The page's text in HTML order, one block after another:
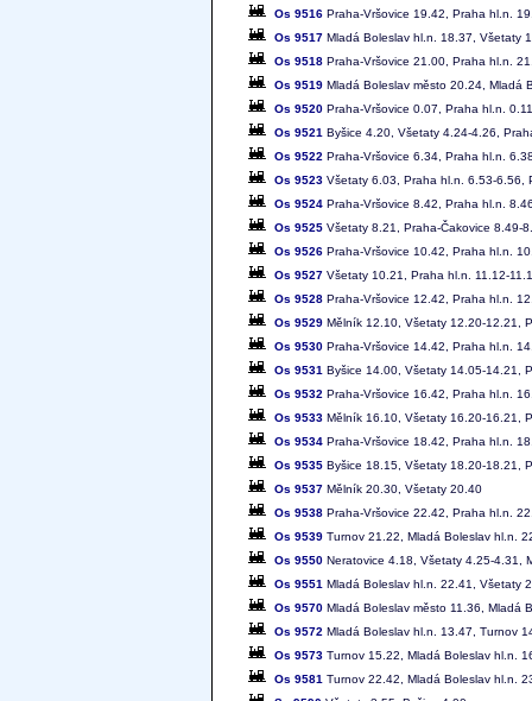
Os 9516 Praha-Vršovice 19.42, Praha hl.n.
Os 9517 Mladá Boleslav hl.n. 18.37, Všetaty
Os 9518 Praha-Vršovice 21.00, Praha hl.n.
Os 9519 Mladá Boleslav město 20.24, Mladá
Os 9520 Praha-Vršovice 0.07, Praha hl.n.
Os 9521 Byšice 4.20, Všetaty 4.24-4.26,
Os 9522 Praha-Vršovice 6.34, Praha hl.n.
Os 9523 Všetaty 6.03, Praha hl.n. 6.53-6.56,
Os 9524 Praha-Vršovice 8.42, Praha hl.n.
Os 9525 Všetaty 8.21, Praha-Čakovice 8.49-
Os 9526 Praha-Vršovice 10.42, Praha hl.n.
Os 9527 Všetaty 10.21, Praha hl.n. 11.12-
Os 9528 Praha-Vršovice 12.42, Praha hl.n.
Os 9529 Mělník 12.10, Všetaty 12.20-12.21,
Os 9530 Praha-Vršovice 14.42, Praha hl.n.
Os 9531 Byšice 14.00, Všetaty 14.05-14.21,
Os 9532 Praha-Vršovice 16.42, Praha hl.n.
Os 9533 Mělník 16.10, Všetaty 16.20-16.21,
Os 9534 Praha-Vršovice 18.42, Praha hl.n.
Os 9535 Byšice 18.15, Všetaty 18.20-18.21,
Os 9537 Mělník 20.30, Všetaty 20.40
Os 9538 Praha-Vršovice 22.42, Praha hl.n.
Os 9539 Turnov 21.22, Mladá Boleslav hl.n.
Os 9550 Neratovice 4.18, Všetaty 4.25-4.31,
Os 9551 Mladá Boleslav hl.n. 22.41, Všetaty
Os 9570 Mladá Boleslav město 11.36, Mladá
Os 9572 Mladá Boleslav hl.n. 13.47, Turnov
Os 9573 Turnov 15.22, Mladá Boleslav hl.n.
Os 9581 Turnov 22.42, Mladá Boleslav hl.n.